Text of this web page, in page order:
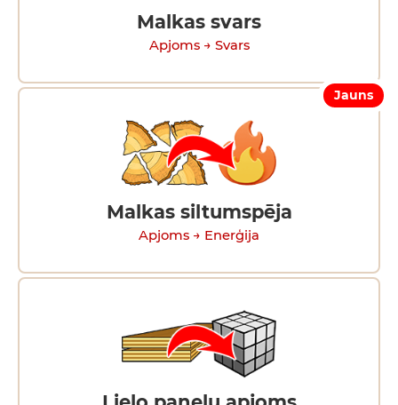
Malkas svars
Apjoms → Svars
Jauns
Malkas siltumspēja
Apjoms → Enerģija